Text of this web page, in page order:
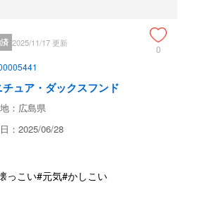
の事実が判明した時は代支給した
育者に対し請求できるものとしま
2025/11/17 更新
0
チュア・ダックスフンド
：広島県
：2025/06/28
っこい#元気#かしこい